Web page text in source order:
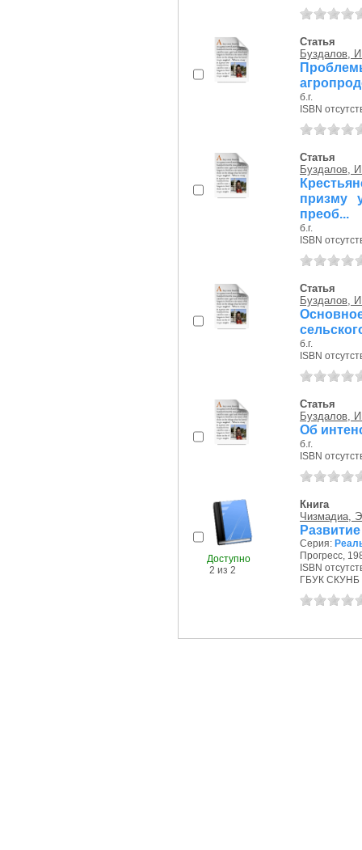
Статья
Буздалов,
б.г.
ISBN
Статья
Буздалов,
призму
преоб...
б.г.
ISBN
Статья
Буздалов,
б.г.
ISBN
Статья
Буздалов,
Об
б.г.
ISBN
Доступно
2 из 2
Книга
Чизмадиа,
Серия:
Прогресс,
ISBN
ГБУК